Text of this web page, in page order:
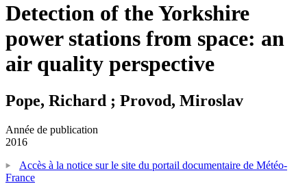
Detection of the Yorkshire
power stations from space: an
air quality perspective
Pope, Richard ; Provod, Miroslav
Année de publication
2016
Accès à la notice sur le site du portail documentaire de Météo-
France